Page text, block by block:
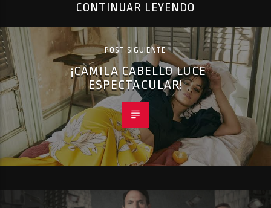
CONTINUAR LEYENDO
POST SIGUIENTE
¡CAMILA CABELLO LUCE
ESPECTACULAR!